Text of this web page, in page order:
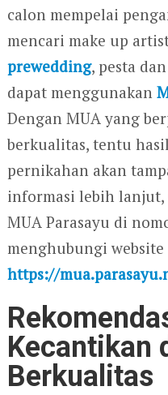
calon mempelai
mencari make up
prewedding, pesta dan
dapat menggunakan
Dengan MUA yang
berkualitas, tentu
pernikahan akan
informasi lebih lanjut,
MUA Parasayu di
menghubungi website
https://
Kecantikan
Berkualitas